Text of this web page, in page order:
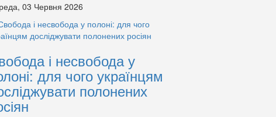
03 Червня 2026
і несвобода у
для чого українцям
полонених